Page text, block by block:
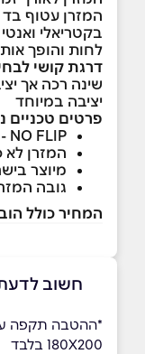
המזרן עטוף בד
בקטריאלי
לחות והופך
דרגת קושי
שינה רכה אך
יציבה במיוחד
פרטים טכניים
NO FLIP - אין צורך להפוך את המזרן
המזרן לא
מיוצר
גובה המזרן -
המחיר כולל
חשוב
180X200 בלבד